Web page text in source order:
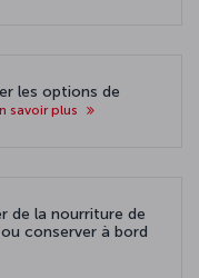
les options de
savoir plus
de la nourriture de
conserver à bord